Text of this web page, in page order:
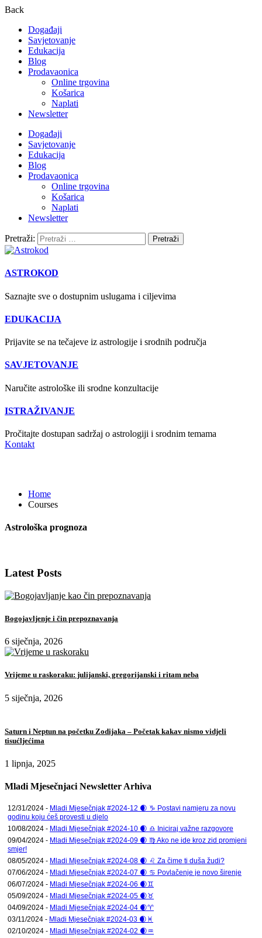
Back
Događaji
Savjetovanje
Edukacija
Blog
Prodavaonica
Online trgovina
Košarica
Naplati
Newsletter
Događaji
Savjetovanje
Edukacija
Blog
Prodavaonica
Online trgovina
Košarica
Naplati
Newsletter
Pretraži:
ASTROKOD
Saznajte sve o dostupnim uslugama i ciljevima
EDUKACIJA
Prijavite se na tečajeve iz astrologije i srodnih područja
SAVJETOVANJE
Naručite astrološke ili srodne konzultacije
ISTRAŽIVANJE
Pročitajte dostupan sadržaj o astrologiji i srodnim temama
Kontakt
Home
Courses
Astrološka prognoza
Latest Posts
Bogojavljenje i čin prepoznavanja
6 siječnja, 2026
Vrijeme u raskoraku: julijanski, gregorijanski i ritam neba
5 siječnja, 2026
Saturn i Neptun na početku Zodijaka – Početak kakav nismo vidjeli
tisućljećima
1 lipnja, 2025
Mladi Mjesečnjaci Newsletter Arhiva
12/31/2024 - Mladi Mjesečnjak #2024-12 🌒 ♑ Postavi namjeru za novu
godinu koju ćeš provesti u djelo
10/08/2024 - Mladi Mjesečnjak #2024-10 🌒 ♎ Iniciraj važne razgovore
09/04/2024 - Mladi Mjesečnjak #2024-09 🌒 ♍ Ako ne ide kroz zid promjeni
smjer!
08/05/2024 - Mladi Mjesečnjak #2024-08 🌒 ♌ Za čime ti duša žudi?
07/06/2024 - Mladi Mjesečnjak #2024-07 🌒 ♋ Povlačenje je novo širenje
06/07/2024 - Mladi Mjesečnjak #2024-06 🌒♊
05/09/2024 - Mladi Mjesečnjak #2024-05 🌒♉
04/09/2024 - Mladi Mjesečnjak #2024-04 🌒♈
03/11/2024 - Mladi Mjesečnjak #2024-03 🌒♓
02/10/2024 - Mladi Mjesečnjak #2024-02 🌒♒